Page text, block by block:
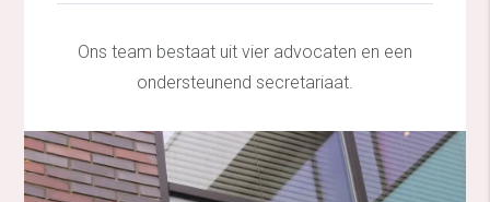
Ons team bestaat uit vier advocaten en een
ondersteunend secretariaat.